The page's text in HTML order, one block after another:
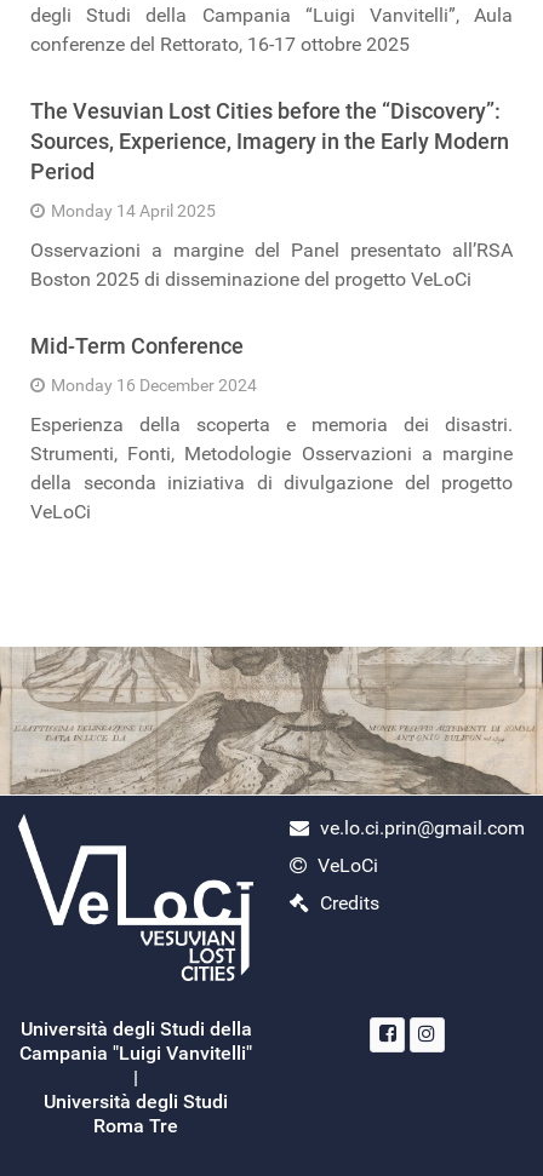
degli Studi della Campania “Luigi Vanvitelli”, Aula
conferenze del Rettorato, 16-17 ottobre 2025
The Vesuvian Lost Cities before the “Discovery”:
Sources, Experience, Imagery in the Early Modern
Period
Monday 14 April 2025
Osservazioni a margine del Panel presentato all’RSA
Boston 2025 di disseminazione del progetto VeLoCi
Mid-Term Conference
Monday 16 December 2024
Esperienza della scoperta e memoria dei disastri.
Strumenti, Fonti, Metodologie Osservazioni a margine
della seconda iniziativa di divulgazione del progetto
VeLoCi
ercolano scavi
Monday, April 29, 2024
città scomparse eruzione vesuvio
ve.lo.ci.prin@gmail.com
VeLoCi
Credits
Università degli Studi della
Campania "Luigi Vanvitelli"
Università degli Studi
Roma Tre